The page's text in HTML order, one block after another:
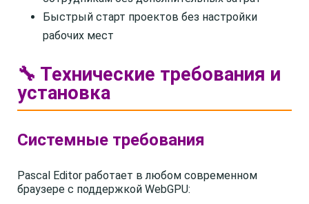
Быстрый старт проектов без настройки
рабочих мест
🔧 Технические требования и
установка
Системные требования
Pascal Editor работает в любом современном
браузере с поддержкой WebGPU: